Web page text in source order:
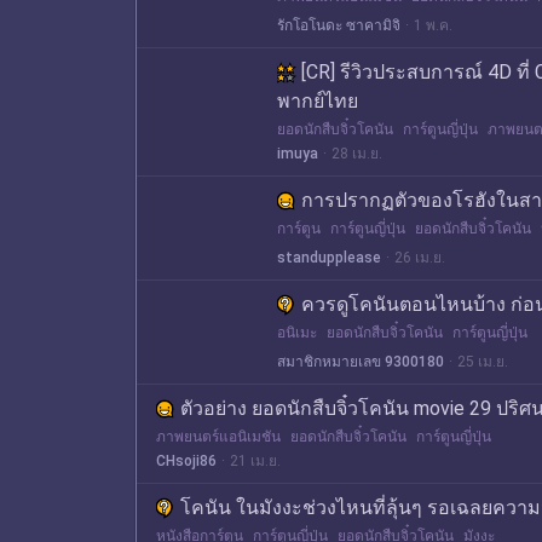
รักโอโนดะ ซาคามิจิ
1 พ.ค.
[CR] รีวิวประสบการณ์ 4D ที่
พากย์ไทย
ยอดนักสืบจิ๋วโคนัน การ์ตูนญี่ปุ่น ภาพยน
imuya
28 เม.ย.
การปรากฏตัวของโรฮังใน
การ์ตูน การ์ตูนญี่ปุ่น ยอดนักสืบจิ๋วโคนัน
standupplease
26 เม.ย.
ควรดูโคนันตอนไหนบ้าง ก่
อนิเมะ ยอดนักสืบจิ๋วโคนัน
การ์ตูนญี่ปุ่น
สมาชิกหมายเลข 9300180
25 เม.ย.
ตัวอย่าง ยอดนักสืบจิ๋วโคนัน movie 29 ปริ
ภาพยนตร์แอนิเมชัน ยอดนักสืบจิ๋วโคนัน
การ์ตูนญี่ปุ่น
CHsoji86
21 เม.ย.
โคนัน ในมังงะช่วงไหนที่ลุ้นๆ รอเฉลยควา
หนังสือการ์ตูน การ์ตูนญี่ปุ่น ยอดนักสืบจิ๋วโคนัน มังงะ